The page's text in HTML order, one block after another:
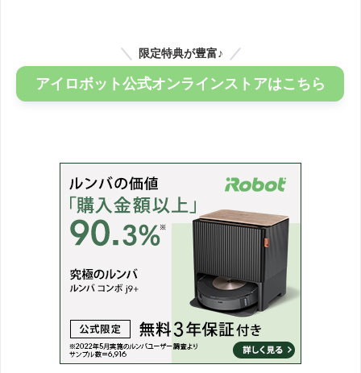
限定特典が豊富♪
アイロボット公式オンラインストアはこちら